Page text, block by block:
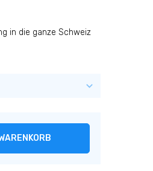
in die ganze Schweiz